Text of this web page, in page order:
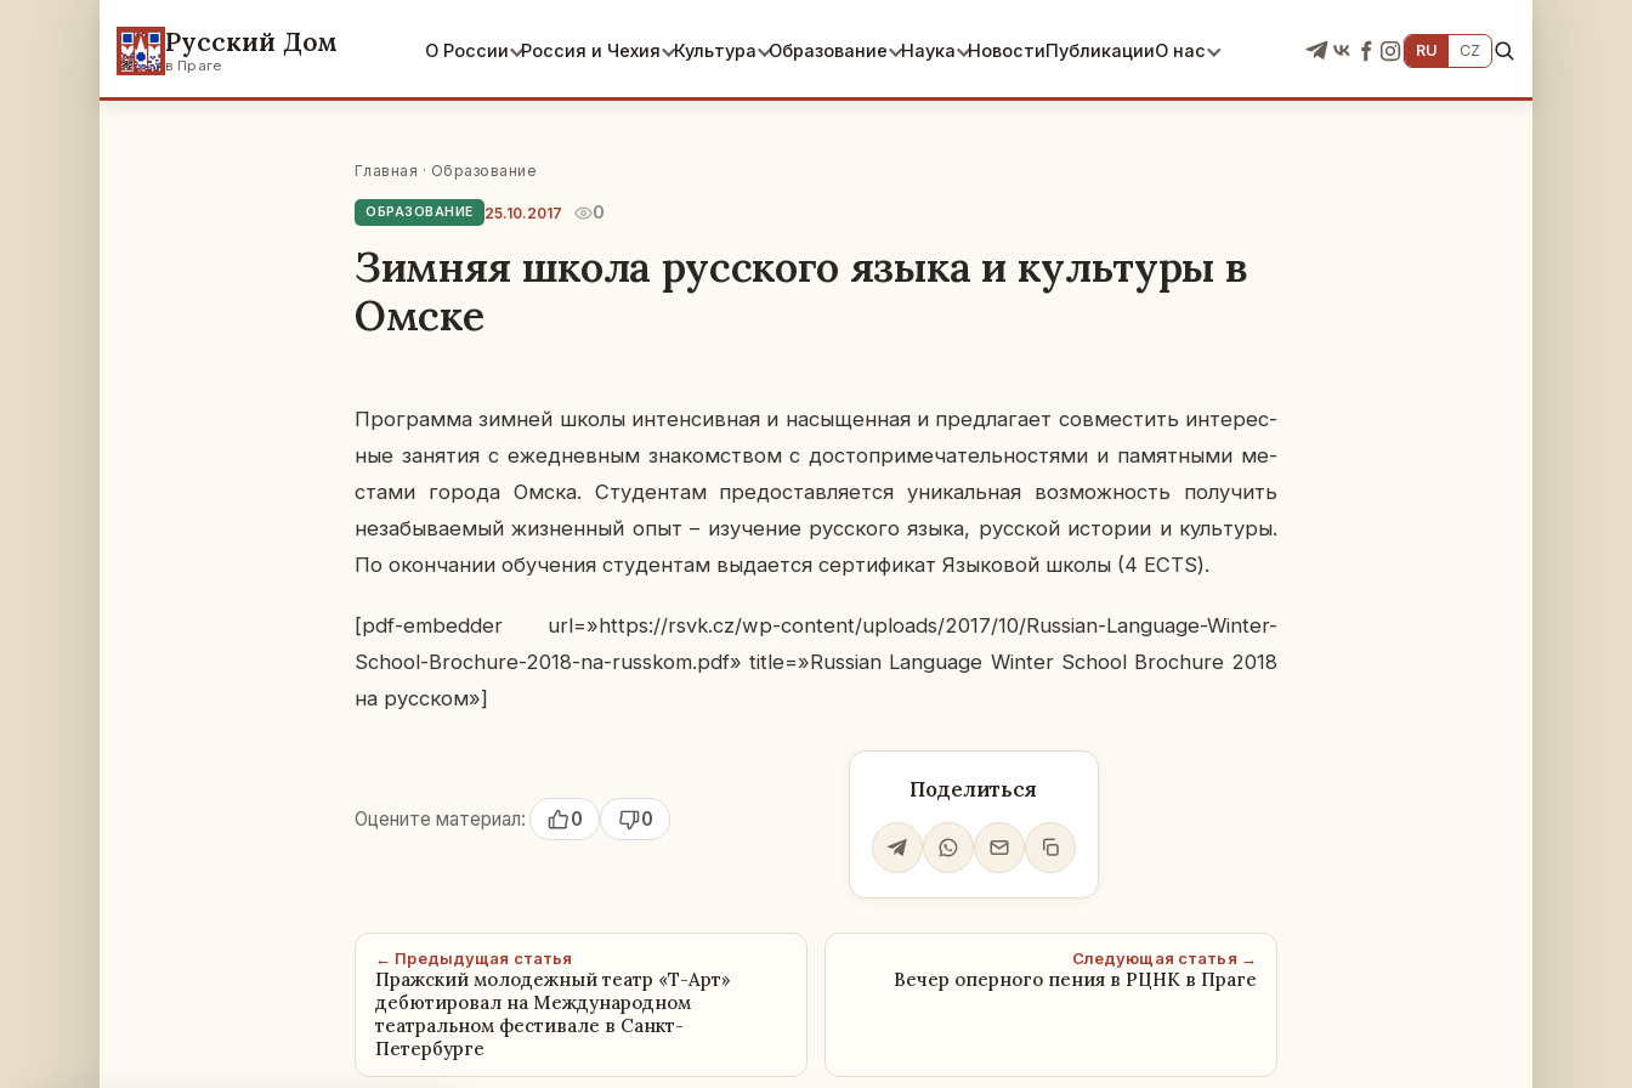
Русский Дом
в Праге
О России Россия и Чехия Культура Образование Наука НовостиПубликацииО нас RU CZ
Главная · Образование
ОБРАЗОВАНИЕ 25.10.2017 0
Зимняя школа русского языка и культуры в
Омске
Про­грам­ма зимней школы ин­тен­сив­ная и на­сы­щен­ная и пред­ла­га­ет сов­ме­стить ин­те­рес­
ные за­ня­тия с еже­днев­ным зна­ком­ством с до­сто­при­ме­ча­тель­но­стя­ми и па­мят­ны­ми ме­
ста­ми города Омска. Сту­ден­там предо­став­ля­ет­ся уни­каль­ная воз­мож­ность по­лу­чить
неза­бы­ва­е­мый жиз­нен­ный опыт – изу­че­ние рус­ско­го языка, рус­ской ис­то­рии и куль­ту­ры.
По окон­ча­нии обу­че­ния сту­ден­там вы­да­ет­ся сер­ти­фи­кат Язы­ко­вой школы (4 ECTS).
[pdf-embedder url=»https://rsvk.cz/wp-content/uploads/2017/10/Russian-Language-Winter-
School-Brochure-2018-na-russkom.pdf» title=»Russian Language Winter School Brochure 2018
на рус­ском»]
Оцените материал: 0 0
Поделиться
← Предыдущая статья
Пражский молодежный театр «Т-Арт»
дебютировал на Международном
театральном фестивале в Санкт-
Петербурге
Следующая статья →
Вечер оперного пения в РЦНК в Праге